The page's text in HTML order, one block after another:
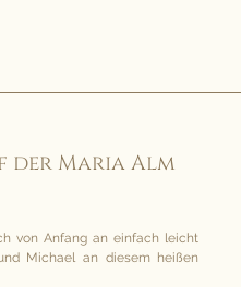
der Maria Alm
von Anfang an einfach leicht
Michael an diesem heißen